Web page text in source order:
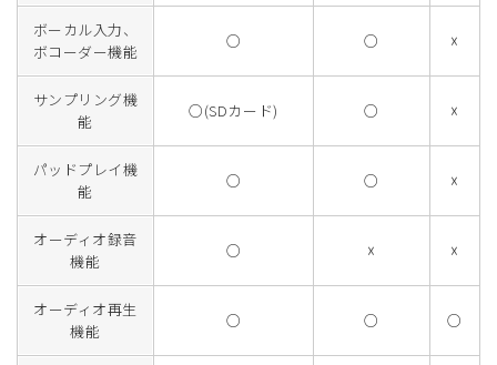
ボーカル入力、
ボコーダー機能
○ ○ ☓
サンプリング機
能
○(SDカード) ○ ☓
パッドプレイ機
能
○ ○ ☓
オーディオ録音
機能
○ ☓ ☓
オーディオ再生
機能
○ ○ ○